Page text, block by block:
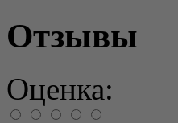
Отзывы
Оценка: